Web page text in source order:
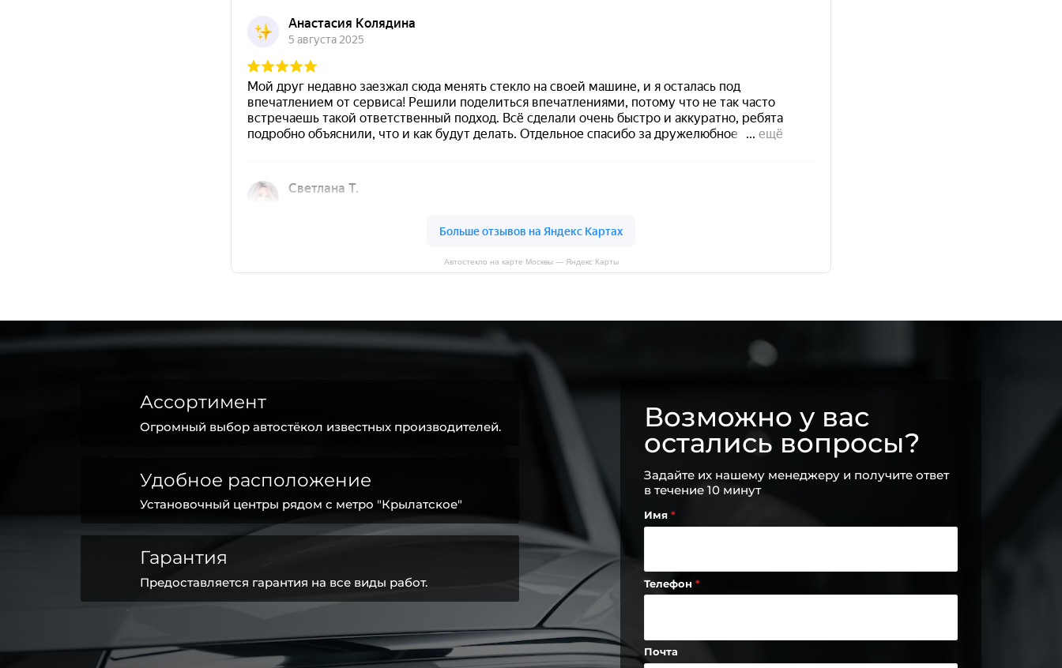
Автостекло на карте Москвы — Яндекс Карты
Ассортимент
Огромный выбор автостёкол известных производителей.
Удобное расположение
Установочный центры рядом с метро "Крылатское"
Гарантия
Предоставляется гарантия на все виды работ.
Возможно у вас
остались вопросы?
Задайте их нашему менеджеру и получите ответ
в течение 10 минут
Имя
Телефон
Почта